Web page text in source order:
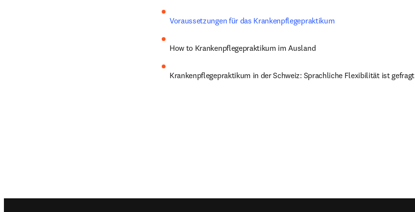
Voraussetzungen für das Krankenpflegepraktikum
How to Krankenpflegepraktikum im Ausland
Krankenpflegepraktikum in der Schweiz: Sprachliche Flexibilität ist gefragt